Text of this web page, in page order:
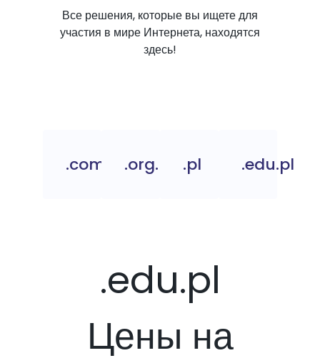
Все решения, которые вы ищете для
участия в мире Интернета, находятся
здесь!
.com.pl .org.pl .pl .edu.pl
.edu.pl
Цены на